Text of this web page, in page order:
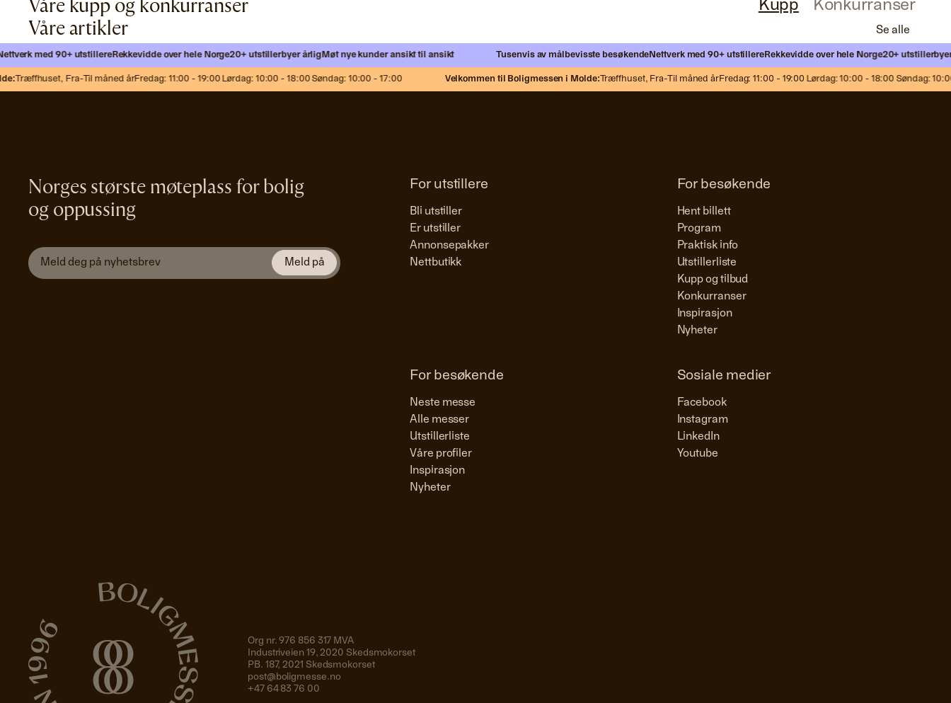
Våre kupp og konkurranser Kupp Konkurranser
Våre artikler Se alle
med 90+ utstillereRekkevidde over hele Norge20+ utstillerbyer årligMøt nye kunder ansikt til ansikt Tusenvis av målbevisste besøkendeNettverk med 90+ utstillereRekkevidde over hele Norge20+ utstillerbyer
Træffhuset,Fra-Til måned år Fredag: 11:00 - 19:00 Lørdag: 10:00 - 18:00 Søndag: 10:00 - 17:00 Velkommen til Boligmessen i Molde:Træffhuset,Fra-Til måned år Fredag: 11:00 - 19:00 Lørdag: 10:00 - 18:00 Søndag: 10:00
Norges største møteplass for bolig
og oppussing
For utstillere
Bli utstiller
Er utstiller
Annonsepakker
Nettbutikk
For besøkende
Hent billett
Program
Praktisk info
Utstillerliste
Kupp og tilbud
Konkurranser
Inspirasjon
Nyheter
For besøkende
Neste messe
Alle messer
Utstillerliste
Våre profiler
Inspirasjon
Nyheter
Sosiale medier
Facebook
Instagram
LinkedIn
Youtube
Org nr. 976 856 317 MVA
Industriveien 19, 2020 Skedsmokorset
PB. 187, 2021 Skedsmokorset
post@boligmesse.no
+47 64 83 76 00